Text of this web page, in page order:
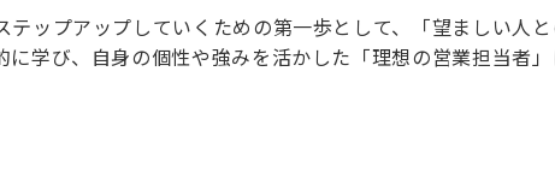
ップアップしていくための第一歩として、「望ましい人
学び、自身の個性や強みを活かした「理想の営業担当者